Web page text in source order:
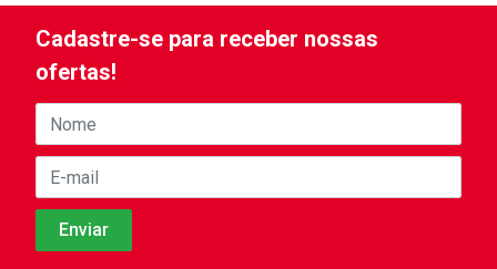
Cadastre-se para receber nossas
ofertas!